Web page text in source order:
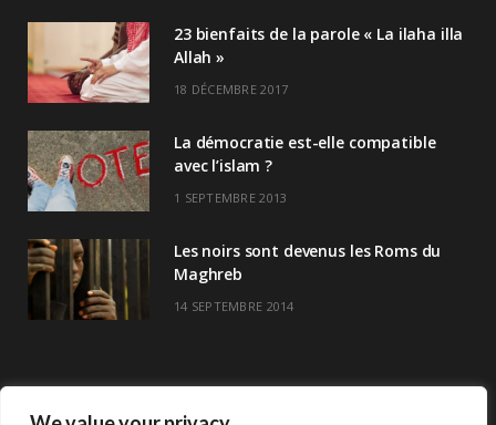
23 bienfaits de la parole « La ilaha illa
Allah »
18 DÉCEMBRE 2017
La démocratie est-elle compatible
avec l’islam ?
1 SEPTEMBRE 2013
Les noirs sont devenus les Roms du
Maghreb
14 SEPTEMBRE 2014